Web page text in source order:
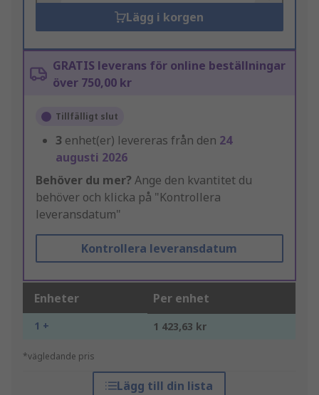
Lägg i korgen
GRATIS leverans för online beställningar
över 750,00 kr
Tillfälligt slut
3 enhet(er) levereras från den 24
augusti 2026
Behöver du mer? Ange den kvantitet du
behöver och klicka på "Kontrollera
leveransdatum"
Kontrollera leveransdatum
Enheter Per enhet
1 + 1 423,63 kr
*vägledande pris
Lägg till din lista